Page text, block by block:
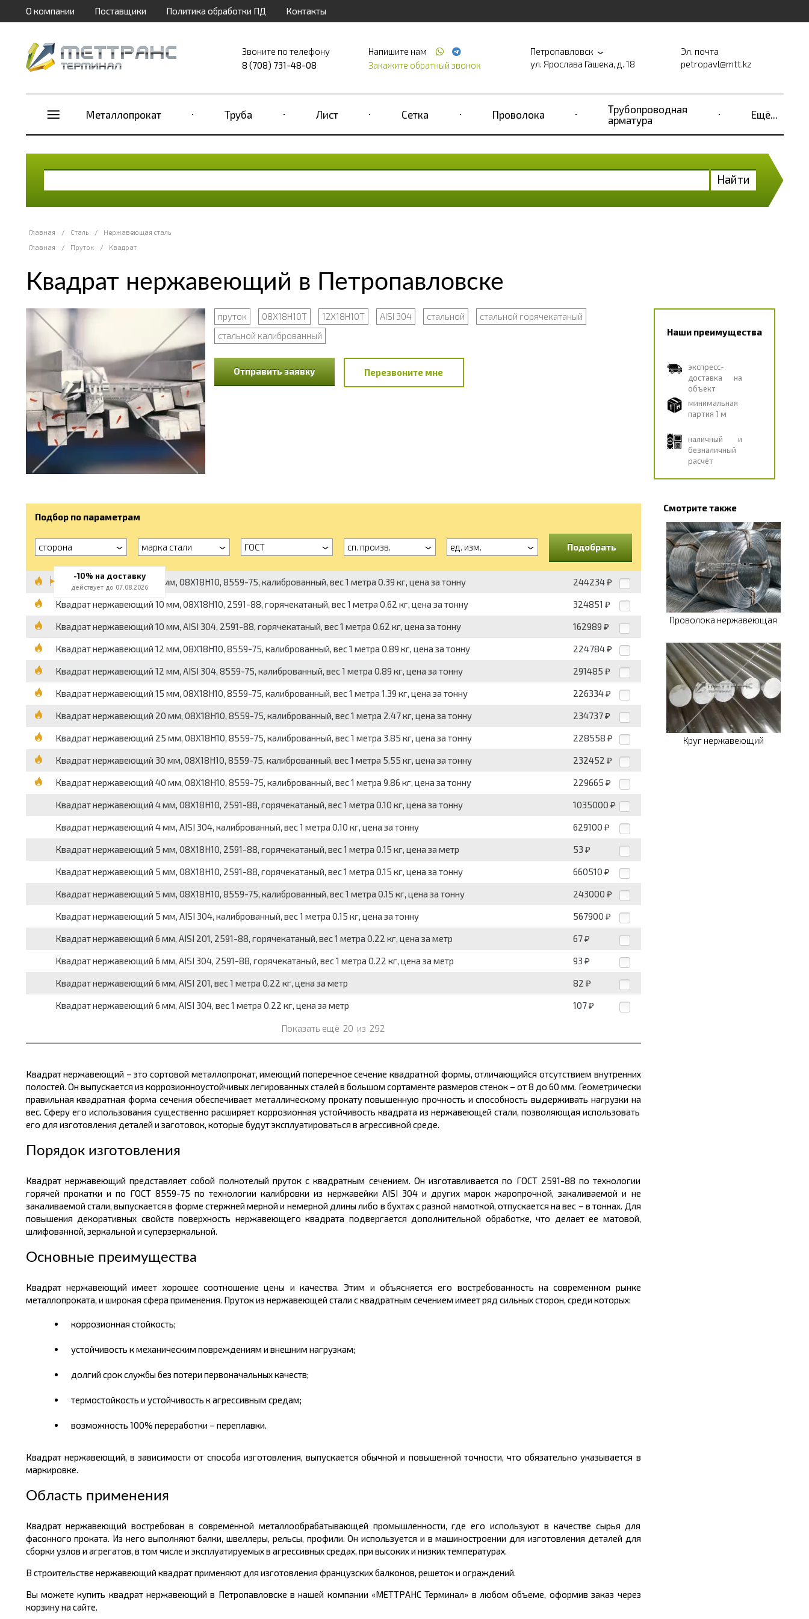
О компании Поставщики Политика обработки ПД Контакты
Звоните по телефону
8 (708) 731-48-08
Напишите нам
Закажите обратный звонок
Петропавловск
ул. Ярослава Гашека, д. 18
Эл. почта
petropavl@mtt.kz
Металлопрокат Труба Лист Сетка Проволока
Трубопроводная
арматура
Ещё...
Найти
Главная / Сталь /
Нержавеющая сталь
Главная
/ Пруток / Квадрат
Квадрат нержавеющий в Петропавловске
пруток 08Х18Н10Т 12Х18Н10Т AISI 304 стальной
стальной горячекатаный
стальной калиброванный
Отправить заявку Перезвоните мне
Наши преимущества
экспресс-
доставка на
объект
минимальная
партия 1 м
наличный и
безналичный
расчёт
Подбор по параметрам
сторона марка стали ГОСТ сп. произв. ед. изм. Подобрать
Квадрат нержавеющий 8 мм, 08Х18Н10, 8559-75, калиброванный, вес 1 метра 0.39 кг, цена за тонну 244234 ₽
Квадрат нержавеющий 10 мм, 08Х18Н10, 2591-88, горячекатаный, вес 1 метра 0.62 кг, цена за тонну 324851 ₽
Квадрат нержавеющий 10 мм, AISI 304, 2591-88, горячекатаный, вес 1 метра 0.62 кг, цена за тонну 162989 ₽
Квадрат нержавеющий 12 мм, 08Х18Н10, 8559-75, калиброванный, вес 1 метра 0.89 кг, цена за тонну 224784 ₽
Квадрат нержавеющий 12 мм, AISI 304, 8559-75, калиброванный, вес 1 метра 0.89 кг, цена за тонну 291485 ₽
Квадрат нержавеющий 15 мм, 08Х18Н10, 8559-75, калиброванный, вес 1 метра 1.39 кг, цена за тонну 226334 ₽
Квадрат нержавеющий 20 мм, 08Х18Н10, 8559-75, калиброванный, вес 1 метра 2.47 кг, цена за тонну 234737 ₽
Квадрат нержавеющий 25 мм, 08Х18Н10, 8559-75, калиброванный, вес 1 метра 3.85 кг, цена за тонну 228558 ₽
Квадрат нержавеющий 30 мм, 08Х18Н10, 8559-75, калиброванный, вес 1 метра 5.55 кг, цена за тонну 232452 ₽
Квадрат нержавеющий 40 мм, 08Х18Н10, 8559-75, калиброванный, вес 1 метра 9.86 кг, цена за тонну 229665 ₽
Квадрат нержавеющий 4 мм, 08Х18Н10, 2591-88, горячекатаный, вес 1 метра 0.10 кг, цена за тонну 1035000 ₽
Квадрат нержавеющий 4 мм, AISI 304, калиброванный, вес 1 метра 0.10 кг, цена за тонну 629100 ₽
Квадрат нержавеющий 5 мм, 08Х18Н10, 2591-88, горячекатаный, вес 1 метра 0.15 кг, цена за метр 53 ₽
Квадрат нержавеющий 5 мм, 08Х18Н10, 2591-88, горячекатаный, вес 1 метра 0.15 кг, цена за тонну 660510 ₽
Квадрат нержавеющий 5 мм, 08Х18Н10, 8559-75, калиброванный, вес 1 метра 0.15 кг, цена за тонну 243000 ₽
Квадрат нержавеющий 5 мм, AISI 304, калиброванный, вес 1 метра 0.15 кг, цена за тонну 567900 ₽
Квадрат нержавеющий 6 мм, AISI 201, 2591-88, горячекатаный, вес 1 метра 0.22 кг, цена за метр 67 ₽
Квадрат нержавеющий 6 мм, AISI 304, 2591-88, горячекатаный, вес 1 метра 0.22 кг, цена за метр 93 ₽
Квадрат нержавеющий 6 мм, AISI 201, вес 1 метра 0.22 кг, цена за метр 82 ₽
Квадрат нержавеющий 6 мм, AISI 304, вес 1 метра 0.22 кг, цена за метр 107 ₽
Показать ещё 20 из 292
Квадрат нержавеющий – это сортовой металлопрокат, имеющий поперечное сечение квадратной формы, отличающийся отсутствием внутренних
полостей. Он выпускается из коррозионноустойчивыхлегированных сталей в большомсортаменте размеровстенок – от 8 до 60мм. Геометрически
правильная квадратная форма сечения обеспечивает металлическому прокату повышенную прочность и способность выдерживать нагрузки на
вес. Сферу его использования существенно расширяет коррозионная устойчивость квадрата из нержавеющей стали, позволяющая использовать
его для изготовления деталей и заготовок, которые будут эксплуатироваться в агрессивной среде.
Порядок изготовления
Квадрат нержавеющий представляет собой полнотелый пруток с квадратным сечением. Он изготавливается по ГОСТ 2591-88 по технологии
горячей прокатки и по ГОСТ 8559-75 по технологии калибровки из нержавейки AISI 304 и других марок жаропрочной, закаливаемой и не
закаливаемой стали, выпускается в форме стержней мерной и немерной длины либо в бухтах с разной намоткой, отпускается на вес – втоннах. Для
повышения декоративных свойств поверхность нержавеющего квадрата подвергается дополнительной обработке, что делает ее матовой,
шлифованной, зеркальной и суперзеркальной.
Основные преимущества
Квадрат нержавеющий имеет хорошее соотношениецены и качества. Этим и объясняется его востребованность на современном рынке
металлопроката, и широкая сфера применения. Пруток из нержавеющей стали с квадратным сечением имеет ряд сильных сторон, среди которых:
коррозионная стойкость;
устойчивость к механическим повреждениям и внешним нагрузкам;
долгий срок службы без потери первоначальных качеств;
термостойкость и устойчивость к агрессивным средам;
возможность 100% переработки – переплавки.
Квадрат нержавеющий, в зависимости от способа изготовления, выпускается обычной и повышенной точности, что обязательно указывается в
маркировке.
Область применения
Квадрат нержавеющий востребован в современной металлообрабатывающей промышленности, где его используют в качестве сырья для
фасонного проката. Из него выполняют балки, швеллеры, рельсы, профили. Он используется и в машиностроении для изготовления деталей для
сборки узлов и агрегатов, в том числе и эксплуатируемых в агрессивных средах, при высоких и низких температурах.
В строительстве нержавеющий квадрат применяют для изготовления французских балконов, решеток и ограждений.
Вы можетекупить квадрат нержавеющий в Петропавловске в нашей компании «МЕТТРАНС Терминал» в любом объеме, оформив заказ через
корзину на сайте.
Смотрите также
Проволока нержавеющая
Круг нержавеющий
-10% на доставку
действует до 07.08.2026